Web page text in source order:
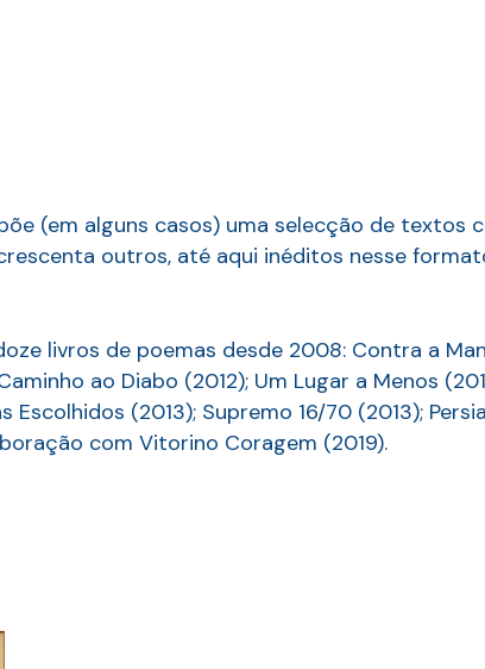
(em alguns casos) uma selecção de textos
outros, até aqui inéditos nesse
livros de poemas desde 2008: Contra a
ao Diabo (2012); Um Lugar a Menos
Escolhidos (2013); Supremo 16/70 (2013);
com Vitorino Coragem (2019).